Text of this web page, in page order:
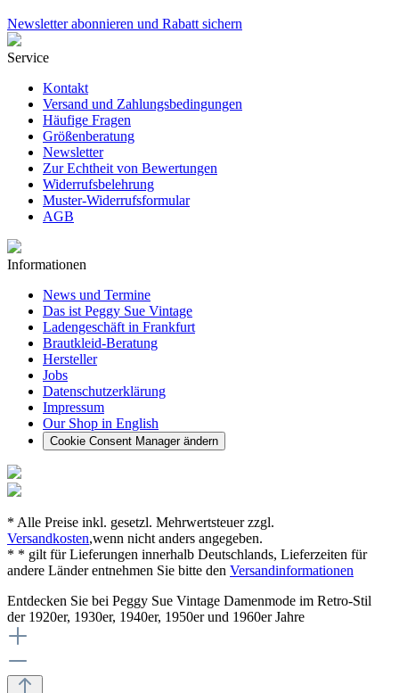
Newsletter abonnieren und Rabatt sichern
Service
Kontakt
Versand und Zahlungsbedingungen
Häufige Fragen
Größenberatung
Newsletter
Zur Echtheit von Bewertungen
Widerrufsbelehrung
Muster-Widerrufsformular
AGB
Informationen
News und Termine
Das ist Peggy Sue Vintage
Ladengeschäft in Frankfurt
Brautkleid-Beratung
Hersteller
Jobs
Datenschutzerklärung
Impressum
Our Shop in English
Cookie Consent Manager ändern
* Alle Preise inkl. gesetzl. Mehrwertsteuer zzgl.
Versandkosten,wenn nicht anders angegeben.
* * gilt für Lieferungen innerhalb Deutschlands, Lieferzeiten für
andere Länder entnehmen Sie bitte den Versandinformationen
Entdecken Sie bei Peggy Sue Vintage Damenmode im Retro-Stil
der 1920er, 1930er, 1940er, 1950er und 1960er Jahre